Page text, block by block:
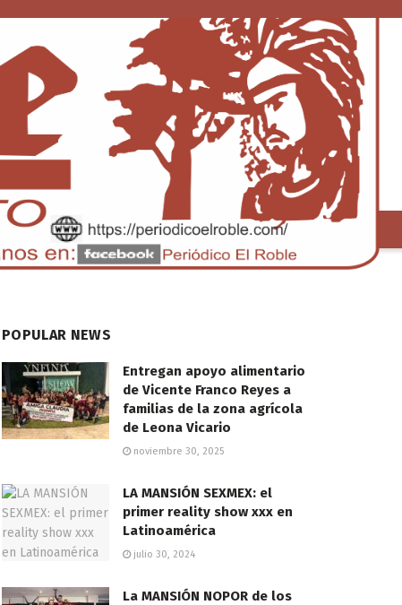
TENDENCIA
POPULAR NEWS
Entregan apoyo alimentario
de Vicente Franco Reyes a
familias de la zona agrícola
de Leona Vicario
noviembre 30, 2025
LA MANSIÓN SEXMEX: el
primer reality show xxx en
Latinoamérica
julio 30, 2024
La MANSIÓN NOPOR de los